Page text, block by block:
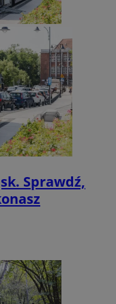
Sprawdź,